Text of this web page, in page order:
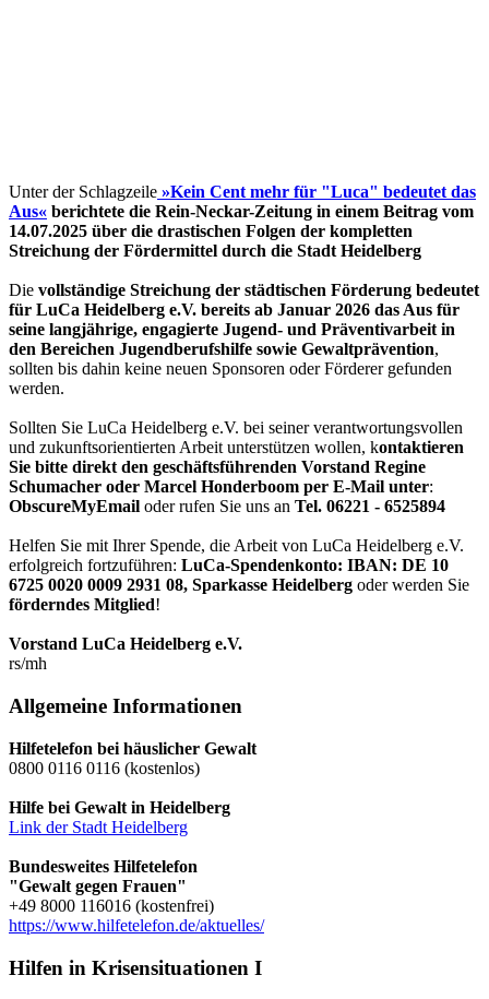
Unter der Schlagzeile »Kein Cent mehr für "Luca" bedeutet das
Aus« berichtete die Rein-Neckar-Zeitung in einem Beitrag vom
14.07.2025 über die drastischen Folgen der kompletten
Streichung der Fördermittel durch die Stadt Heidelberg
Die vollständige Streichung der städtischen Förderung bedeutet
für LuCa Heidelberg e.V. bereits ab Januar 2026 das Aus für
seine langjährige, engagierte Jugend- und Präventivarbeit in
den Bereichen Jugendberufshilfe sowie Gewaltprävention,
sollten bis dahin keine neuen Sponsoren oder Förderer gefunden
werden.
Sollten Sie LuCa Heidelberg e.V. bei seiner verantwortungsvollen
und zukunftsorientierten Arbeit unterstützen wollen, kontaktieren
Sie bitte direkt den geschäftsführenden Vorstand Regine
Schumacher oder Marcel Honderboom per E-Mail unter:
ObscureMyEmail oder rufen Sie uns an Tel. 06221 - 6525894
Helfen Sie mit Ihrer Spende, die Arbeit von LuCa Heidelberg e.V.
erfolgreich fortzuführen: LuCa-Spendenkonto: IBAN: DE 10
6725 0020 0009 2931 08, Sparkasse Heidelberg oder werden Sie
förderndes Mitglied!
Vorstand LuCa Heidelberg e.V.
rs/mh
Allgemeine Informationen
Hilfetelefon bei häuslicher Gewalt
0800 0116 0116 (kostenlos)
Hilfe bei Gewalt in Heidelberg
Link der Stadt Heidelberg
Bundesweites Hilfetelefon
"Gewalt gegen Frauen"
+49 8000 116016 (kostenfrei)
https://www.hilfetelefon.de/aktuelles/
Hilfen in Krisensituationen I